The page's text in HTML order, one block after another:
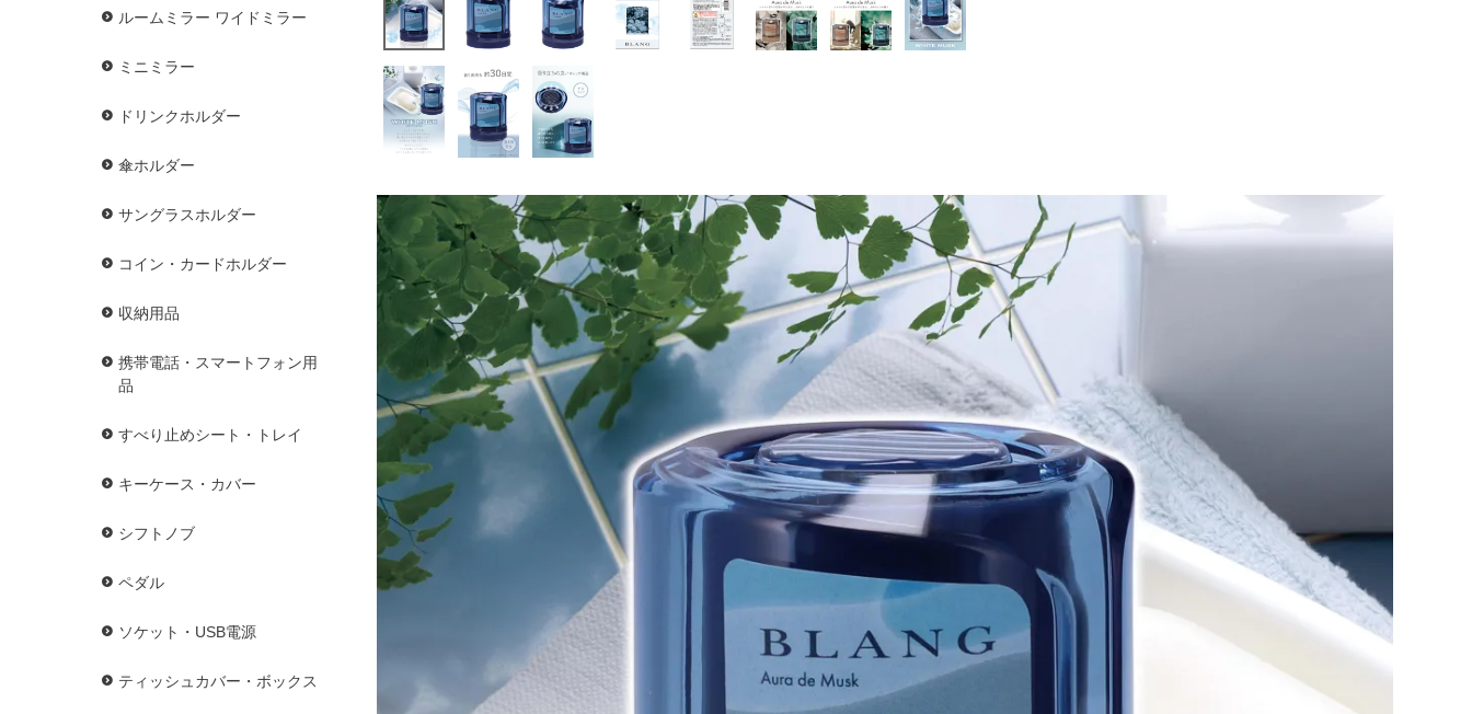
ルームミラー ワイドミラー
ミニミラー
ドリンクホルダー
傘ホルダー
サングラスホルダー
コイン・カードホルダー
収納用品
携帯電話・スマートフォン用
品
すべり止めシート・トレイ
キーケース・カバー
シフトノブ
ペダル
ソケット・USB電源
ティッシュカバー・ボックス